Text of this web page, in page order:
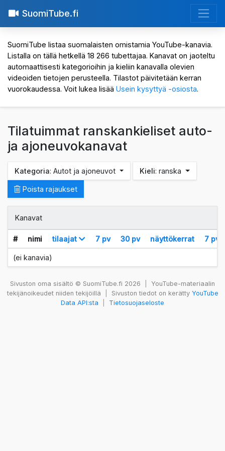
SuomiTube.fi
SuomiTube listaa suomalaisten omistamia YouTube-kanavia.
Listalla on tällä hetkellä 18 266 tubettajaa. Kanavat on jaoteltu
automaattisesti kategorioihin ja kieliin kanavalla olevien
videoiden tietojen perusteella. Tilastot päivitetään kerran
vuorokaudessa. Voit lukea lisää Usein kysyttyä -osiosta.
Tilatuimmat ranskankieliset auto-
ja ajoneuvokanavat
Kategoria: Autot ja ajoneuvot Kieli: ranska
Poista rajaukset
Kanavat
# nimi tilaajat 7 pv 30 pv näyttökerrat 7 pv
(ei kanavia)
Sivuston oma sisältö © SuomiTube.fi 2026
YouTube-materiaalin
tekijänoikeudet niiden tekijöillä
Sivuston tiedot on kerätty YouTube
Data API:sta
Tietosuojaseloste